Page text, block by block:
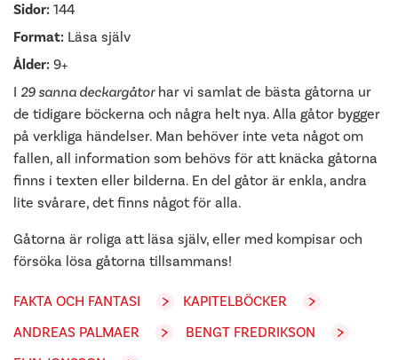
Sidor: 144
Format: Läsa själv
Ålder: 9+
I 29 sanna deckargåtorhar vi samlat de bästa gåtorna ur
de tidigare böckerna och några helt nya. Alla gåtor bygger
på verkliga händelser. Man behöver inte veta något om
fallen, all information som behövs för att knäcka gåtorna
finns i texten eller bilderna. En del gåtor är enkla, andra
lite svårare, det finns något för alla.
Gåtorna är roliga att läsa själv, eller med kompisar och
försöka lösa gåtorna tillsammans!
FAKTA OCH FANTASI
KAPITELBÖCKER
ANDREAS PALMAER
BENGT FREDRIKSON